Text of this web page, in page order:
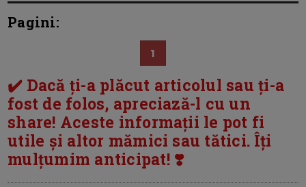
Pagini:
1
✔️ Dacă ți-a plăcut articolul sau ți-a
fost de folos, apreciază-l cu un
share! Aceste informații le pot fi
utile și altor mămici sau tătici. Îți
mulțumim anticipat! ❣️